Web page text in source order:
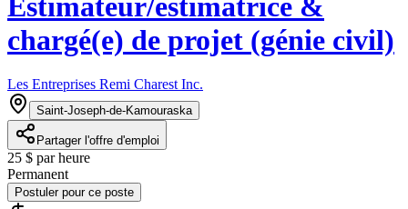
chargé(e) de projet (génie civil)
Les Entreprises Remi Charest Inc.
Saint-Joseph-de-Kamouraska
Partager l'offre d'emploi
25 $ par heure
Permanent
Postuler pour ce poste